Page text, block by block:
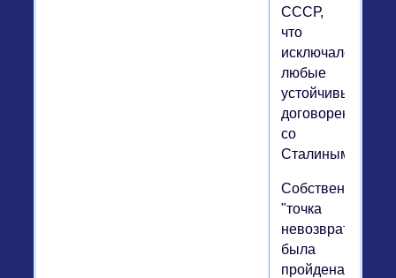
СССР,
что
исключало
любые
устойчивые
договоренности
со
Сталиным.
Собственно,
"точка
невозврата"
была
пройдена